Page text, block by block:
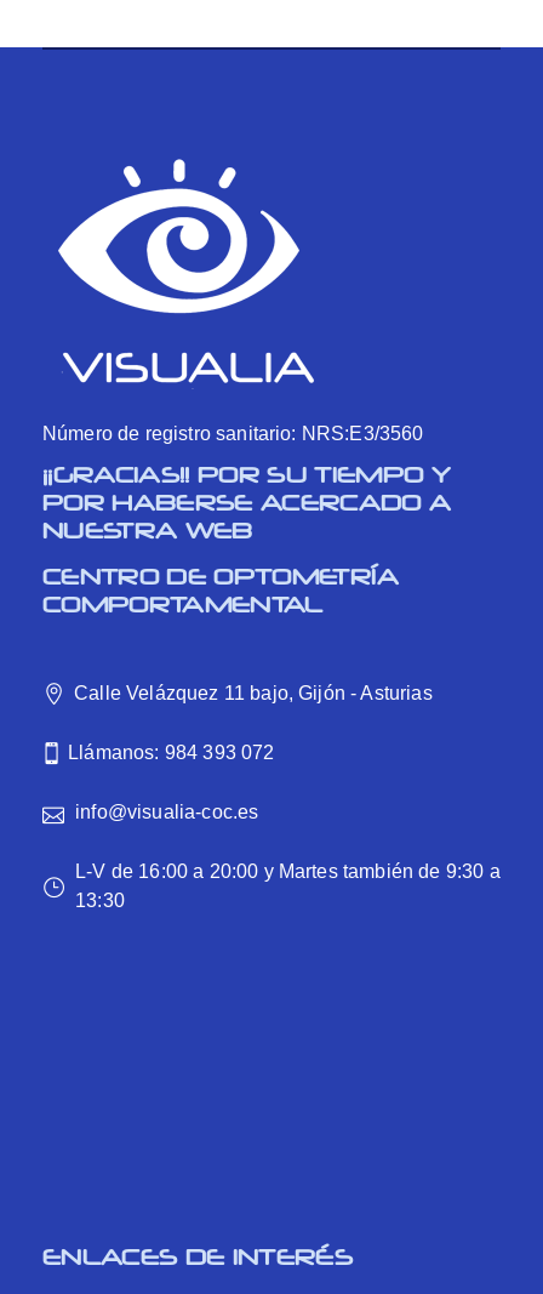
Número de registro sanitario: NRS:E3/3560
¡¡GRACIAS!! POR SU TIEMPO Y
POR HABERSE ACERCADO A
NUESTRA WEB
CENTRO DE OPTOMETRÍA
COMPORTAMENTAL
Calle Velázquez 11 bajo, Gijón - Asturias
Llámanos: 984 393 072
info@visualia-coc.es
L-V de 16:00 a 20:00 y Martes también de 9:30 a
13:30
ENLACES DE INTERÉS